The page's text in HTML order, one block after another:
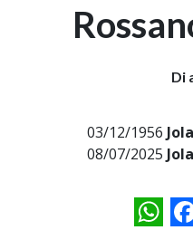
Di
03/12/1956
08/07/2025